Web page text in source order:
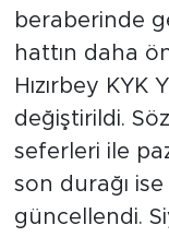
beraberinde
hattın daha
Hızırbey KYK
değiştirildi.
seferleri ile
son durağı
güncellendi.